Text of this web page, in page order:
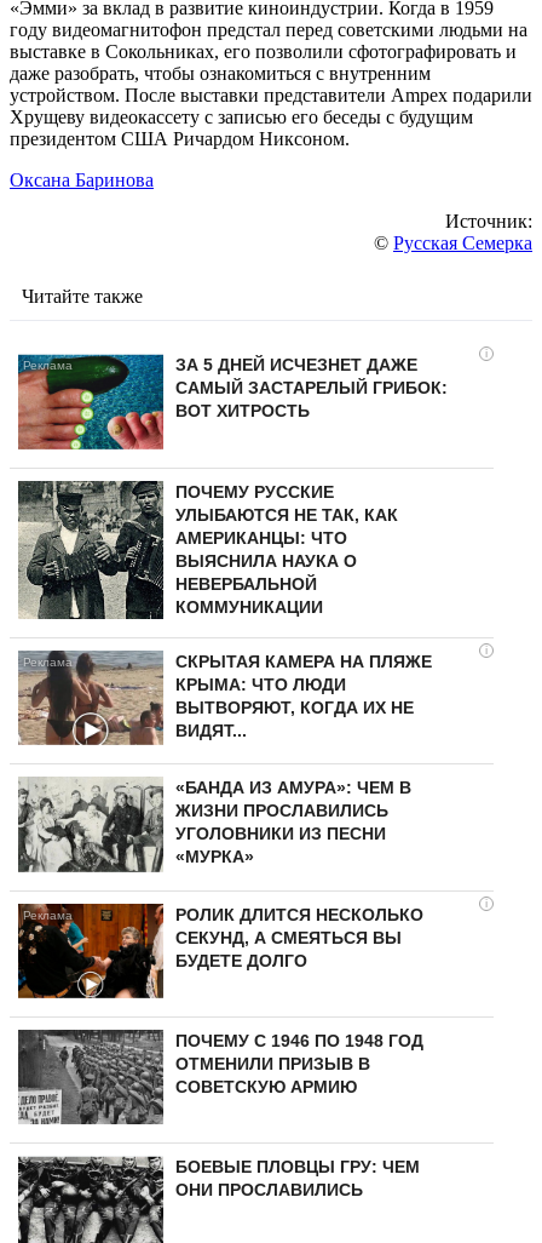
«Эмми» за вклад в развитие киноиндустрии. Когда в 1959
году видеомагнитофон предстал перед советскими людьми на
выставке в Сокольниках, его позволили сфотографировать и
даже разобрать, чтобы ознакомиться с внутренним
устройством. После выставки представители Ampex подарили
Хрущеву видеокассету с записью его беседы с будущим
президентом США Ричардом Никсоном.
Оксана Баринова
Источник:
© Русская Семерка
Читайте также
i
ЗА 5 ДНЕЙ ИСЧЕЗНЕТ ДАЖЕ
САМЫЙ ЗАСТАРЕЛЫЙ ГРИБОК:
ВОТ ХИТРОСТЬ
ПОЧЕМУ РУССКИЕ
УЛЫБАЮТСЯ НЕ ТАК, КАК
АМЕРИКАНЦЫ: ЧТО
ВЫЯСНИЛА НАУКА О
НЕВЕРБАЛЬНОЙ
КОММУНИКАЦИИ
i
СКРЫТАЯ КАМЕРА НА ПЛЯЖЕ
КРЫМА: ЧТО ЛЮДИ
ВЫТВОРЯЮТ, КОГДА ИХ НЕ
ВИДЯТ...
«БАНДА ИЗ АМУРА»: ЧЕМ В
ЖИЗНИ ПРОСЛАВИЛИСЬ
УГОЛОВНИКИ ИЗ ПЕСНИ
«МУРКА»
i
РОЛИК ДЛИТСЯ НЕСКОЛЬКО
СЕКУНД, А СМЕЯТЬСЯ ВЫ
БУДЕТЕ ДОЛГО
ПОЧЕМУ С 1946 ПО 1948 ГОД
ОТМЕНИЛИ ПРИЗЫВ В
СОВЕТСКУЮ АРМИЮ
БОЕВЫЕ ПЛОВЦЫ ГРУ: ЧЕМ
ОНИ ПРОСЛАВИЛИСЬ